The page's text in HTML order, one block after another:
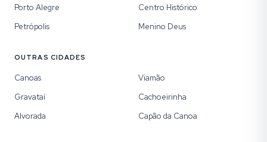
Porto Alegre
Centro Histórico
Petrópolis
Menino Deus
OUTRAS CIDADES
Canoas
Viamão
Gravataí
Cachoeirinha
Alvorada
Capão da Canoa